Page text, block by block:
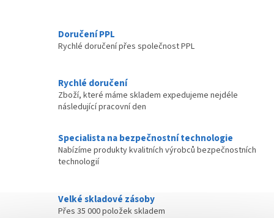
Doručení PPL
Rychlé doručení přes společnost PPL
Rychlé doručení
Zboží, které máme skladem expedujeme nejdéle
následující pracovní den
Specialista na bezpečnostní technologie
Nabízíme produkty kvalitních výrobců bezpečnostních
technologií
Velké skladové zásoby
Přes 35 000 položek skladem